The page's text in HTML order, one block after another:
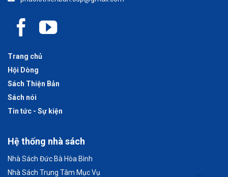
Trang chủ
Hội Dòng
Sách Thiện Bản
Sách nói
Tin tức - Sự kiện
Hệ thống nhà sách
Nhà Sách Đức Bà Hòa Bình
Nhà Sách Trung Tâm Mục Vụ